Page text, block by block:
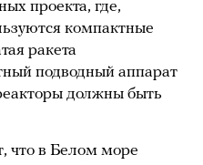
проекта, где,
компактные
ракета
подводный аппарат
должны быть
что в Белом море